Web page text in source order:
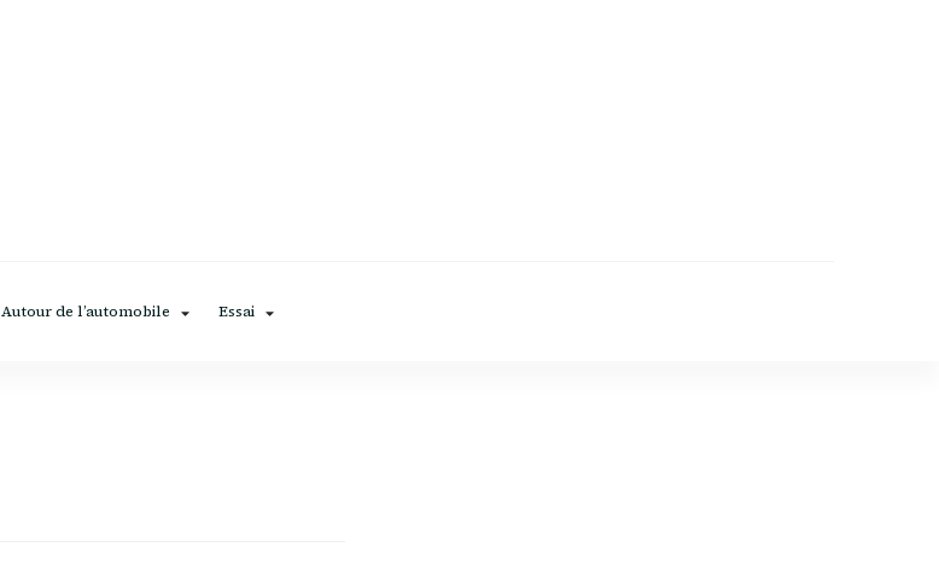
Autour de l’automobile Essai